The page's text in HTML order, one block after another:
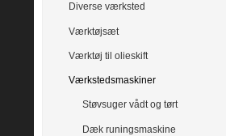
Diverse værksted
Værktøjsæt
Værktøj til olieskift
Værkstedsmaskiner
Støvsuger vådt og tørt
Dæk runingsmaskine